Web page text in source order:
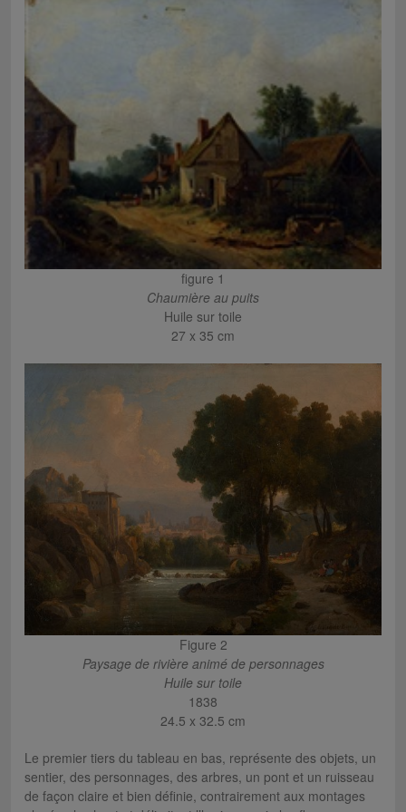
figure 1
Chaumière au puits
Huile sur toile
27 x 35 cm
Figure 2
Paysage de rivière animé de personnages
Huile sur toile
1838
24.5 x 32.5 cm
Le premier tiers du tableau en bas, représente des objets, un
sentier, des personnages, des arbres, un pont et un ruisseau
de façon claire et bien définie, contrairement aux montages